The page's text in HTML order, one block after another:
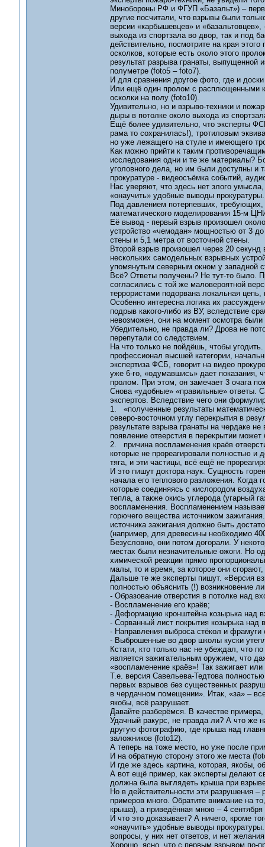
Минобороны РФ и ФГУП «Базальт») –
другие посчитали, что взрывы были
версии «карбышевцев» и
выхода из спортзала во двор, так и под
действительно, посмотрите на края
осколков, которые есть около этого
результат разрыва гранаты, выпущенной
полуметре (foto5 – foto7).
И для сравнения другое фото, где и
Или ещё один пролом с расплющенными
осколки на полу (foto10).
Удивительно, но и взрыво-техники и
дыры в потолке около выхода из
Ещё более удивительно, что эксперты
рама то сохранилась!), тротиловым
но уже лежащего на стуле и имеющего
Как можно прийти к таким
исследования одни и те же материалы?
уголовного дела, но им были доступны и
прокуратуре - видеосъёмка событий,
Нас уверяют, что здесь нет злого
«онаучить» удобные выводы прокуратуры.
Под давлением потерпевших,
математического моделирования 15-м
Её вывод - первый взрыв произошел
устройство «чемодан» мощностью от 3 до
стены и 5,1 метра от восточной стены.
Второй взрыв произошел через 20
нескольких самодельных взрывных
упомянутым северным окном у западной
Всё? Ответы получены? Не тут-то было.
согласились с той же маловероятной
террористами подорвана локальная
Особенно интересна логика их
подрыв какого-либо из ВУ, вследствие
невозможен, они на момент осмотра
Убедительно, не правда ли? Дрова не
перепутали со следствием.
На что только не пойдёшь, чтобы
профессионал высшей категории,
экспертиза ФСБ, говорит на видео
уже 6-го, «одумавшись» дает показания,
пролом. При этом, он замечает 3 очага
Снова «удобные» «правильные» ответы.
экспертов. Вследствие чего они
1. «полученные результаты
северо-восточном углу перекрытия в
результате взрыва гранаты на чердаке
появление отверстия в перекрытии
2. причина воспламенения краёв
которые не прореагировали полностью и
тяга, и эти частицы, всё ещё не
И это пишут доктора наук. Сущность
начала его теплового разложения. Когда
которые соединяясь с кислородом
тепла, а также окись углерода (угарный
воспламенения. Воспламенением
горючего вещества источником
источника зажигания должно быть
(например, для древесины необходимо
Безусловно, они потом догорали. У
местах были незначительные ожоги. Но
химической реакции прямо
малы, то и время, за которое они
Дальше те же эксперты пишут. «Версия
полностью объяснить (!) возникновение
- Образование отверстия в потолке над
- Воспламенение его краёв;
- Деформацию кронштейна козырька над
- Сорванный лист покрытия козырька над
- Направления выброса стёкол и фрамуги
- Выброшенные во двор школы куски
Кстати, кто только нас не убеждал, что
является зажигательным оружием, что
«воспламенение краёв»! Так зажигает или
Т.е. версия Савельева-Тедтова
первых взрывов без существенных
в чердачном помещении». Итак, «за» –
якобы, всё разрушает.
Давайте разберёмся. В качестве
Удачный ракурс, не правда ли? А что же
другую фотографию, где крыша над
заложников (foto12).
А теперь на тоже место, но уже после
И на обратную сторону этого же места
И где же здесь картина, которая, якобы,
А вот ещё пример, как эксперты делают
должна была выглядеть крыша при
Но в действительности эти разрушения –
примеров много. Обратите внимание на
крыша), а приведённая мною – 4 сентября
И что это доказывает? А ничего, кроме
«онаучить» удобные выводы
вопросы, у них нет ответов, и нет
Хорошо, ясно, что с первым взрывом по-